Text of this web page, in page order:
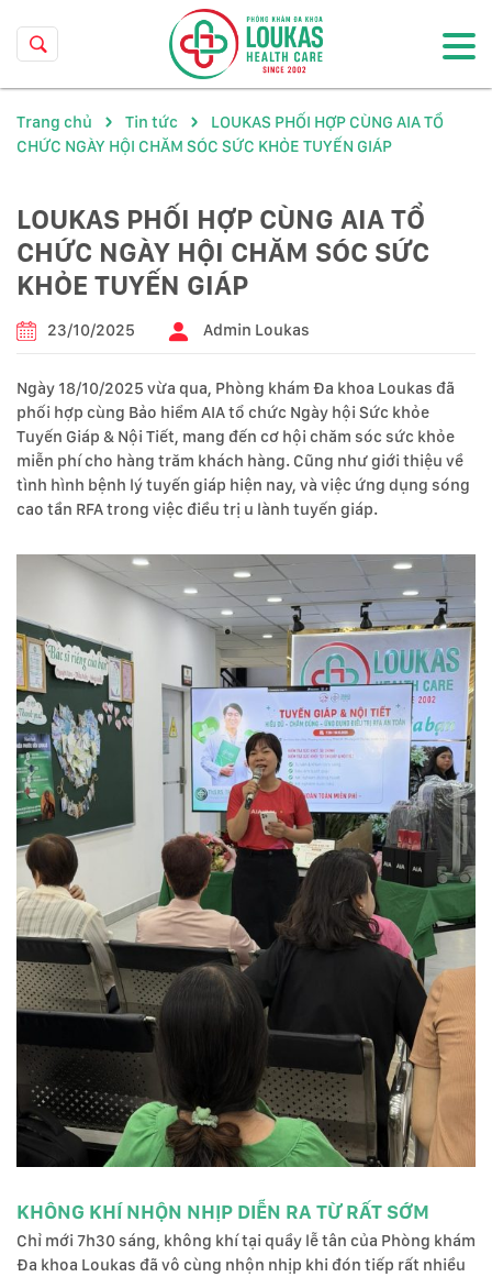
Trang chủ Tin tức
LOUKAS PHỐI HỢP CÙNG AIA TỔ
CHỨC NGÀY HỘI CHĂM SÓC SỨC KHỎE TUYẾN GIÁP
LOUKAS PHỐI HỢP CÙNG AIA TỔ
CHỨC NGÀY HỘI CHĂM SÓC SỨC
KHỎE TUYẾN GIÁP
23/10/2025 Admin Loukas
Ngày 18/10/2025 vừa qua, Phòng khám Đa khoa Loukas đã
phối hợp cùng Bảo hiểm AIA tổ chức Ngày hội Sức khỏe
Tuyến Giáp & Nội Tiết, mang đến cơ hội chăm sóc sức khỏe
miễn phí cho hàng trăm khách hàng. Cũng như giới thiệu về
tình hình bệnh lý tuyến giáp hiện nay, và việc ứng dụng sóng
cao tần RFA trong việc điều trị u lành tuyến giáp.
KHÔNG KHÍ NHỘN NHỊP DIỄN RA TỪ RẤT SỚM
Chỉ mới 7h30 sáng, không khí tại quầy lễ tân của Phòng khám
Đa khoa Loukas đã vô cùng nhộn nhịp khi đón tiếp rất nhiều